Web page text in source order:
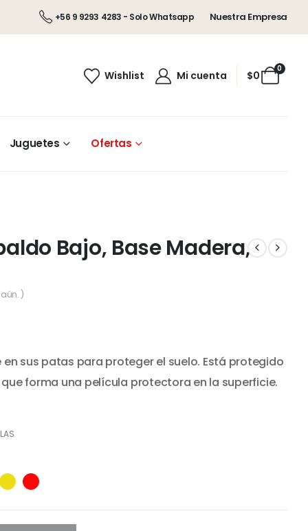
+56 9 9293 4283 - Solo Whatsapp Nuestra Empresa
Wishlist Mi cuenta
0
$0
Juguetes Ofertas
Bajo, Base Madera,
)
sus patas para proteger el suelo. Está protegido
forma una película protectora en la superficie.